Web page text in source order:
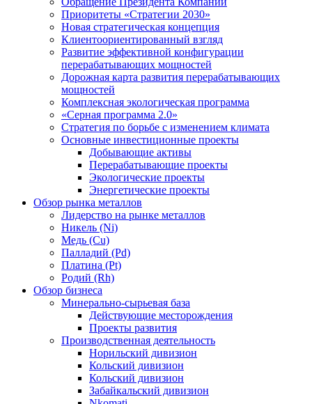
Приоритеты «Стратегии 2030»
Новая стратегическая концепция
Клиентоориентированный взгляд
Развитие эффективной конфигурации
перерабатывающих мощностей
Дорожная карта развития перерабатывающих
мощностей
Комплексная экологическая программа
«Серная программа 2.0»
Стратегия по борьбе с изменением климата
Основные инвестиционные проекты
Добывающие активы
Перерабатывающие проекты
Экологические проекты
Энергетические проекты
Обзор рынка металлов
Лидерство на рынке металлов
Никель (Ni)
Медь (Cu)
Палладий (Pd)
Платина (Pt)
Родий (Rh)
Обзор бизнеса
Минерально-сырьевая база
Действующие месторождения
Проекты развития
Производственная деятельность
Норильский дивизион
Кольский дивизион
Кольский дивизион
Забайкальский дивизион